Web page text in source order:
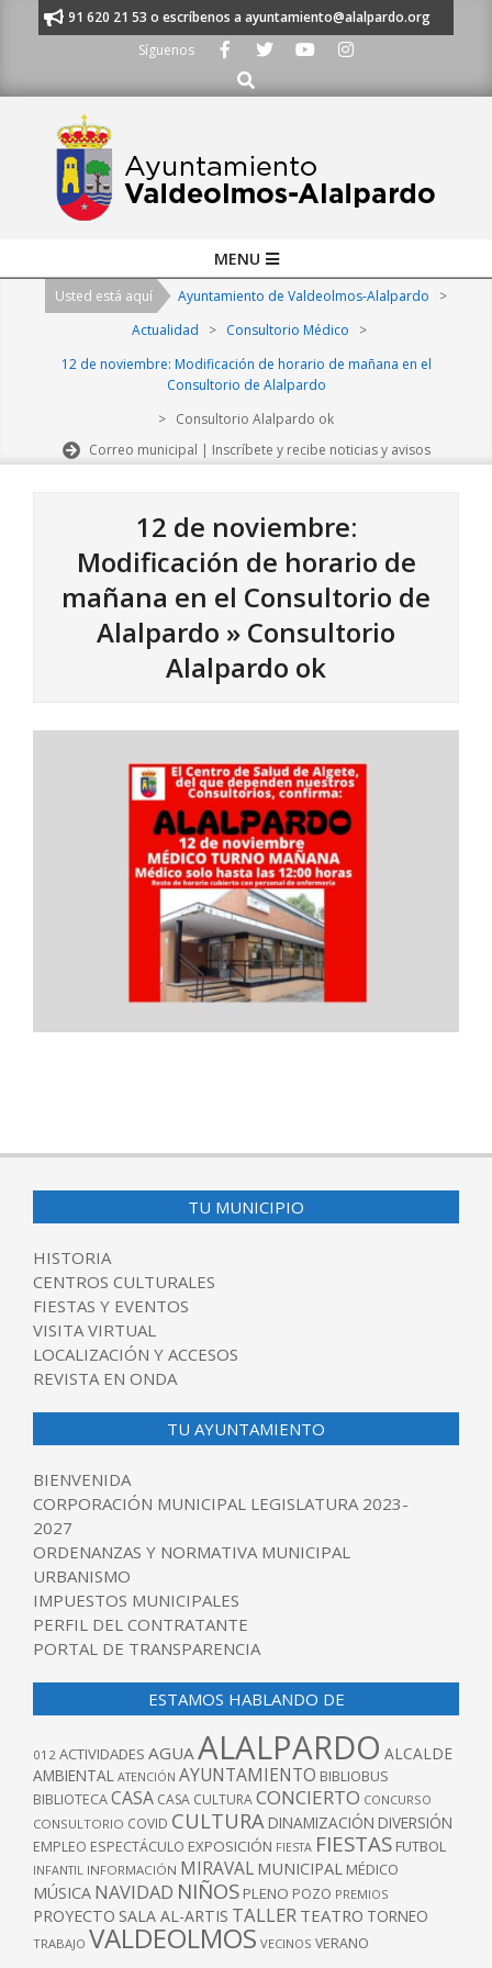
al 91 620 21 53 o escríbenos a ayuntamiento@alalpardo.org
Síguenos
Buscar
Navigation
MENU
Usted está aquí Ayuntamiento de Valdeolmos-Alalpardo
>
Actualidad
> Consultorio Médico
>
12 de noviembre: Modificación de horario de mañana en el
Consultorio de Alalpardo
> Consultorio Alalpardo ok
Correo municipal | Inscríbete y recibe noticias y avisos
12 de noviembre:
Modificación de horario de
mañana en el Consultorio de
Alalpardo » Consultorio
Alalpardo ok
TU MUNICIPIO
HISTORIA
CENTROS CULTURALES
FIESTAS Y EVENTOS
VISITA VIRTUAL
LOCALIZACIÓN Y ACCESOS
REVISTA EN ONDA
TU AYUNTAMIENTO
BIENVENIDA
CORPORACIÓN MUNICIPAL LEGISLATURA 2023-
2027
ORDENANZAS Y NORMATIVA MUNICIPAL
URBANISMO
IMPUESTOS MUNICIPALES
PERFIL DEL CONTRATANTE
PORTAL DE TRANSPARENCIA
ESTAMOS HABLANDO DE
012 ACTIVIDADES AGUA ALALPARDO ALCALDE
AMBIENTAL ATENCIÓN AYUNTAMIENTO BIBLIOBUS
BIBLIOTECACASA CASA CULTURACONCIERTO CONCURSO
CONSULTORIO COVID CULTURA DINAMIZACIÓN DIVERSIÓN
EMPLEO ESPECTÁCULO EXPOSICIÓN FIESTA FIESTAS FUTBOL
INFANTIL INFORMACIÓN MIRAVAL MUNICIPAL MÉDICO
MÚSICA NAVIDAD NIÑOS PLENO POZO PREMIOS
PROYECTO SALA AL-ARTIS TALLER TEATRO TORNEO
TRABAJO VALDEOLMOS VECINOS VERANO